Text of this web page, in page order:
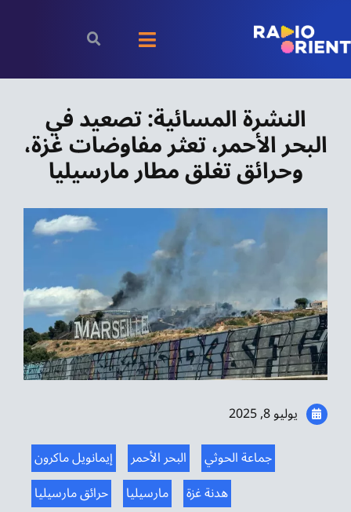
content
Toggle
Navigation
بودكاست
رياضة
مقالات
موسيقى الشرق
تواصل معنا
النشرة المسائية: تصعيد في
البحر الأحمر، تعثر مفاوضات غزة،
وحرائق تغلق مطار مارسيليا
يوليو 8, 2025
إيمانويل ماكرون
البحر الأحمر
جماعة الحوثي
حرائق مارسيليا
مارسيليا
هدنة غزة